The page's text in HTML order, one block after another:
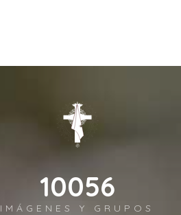
11972
IMÁGENES Y GRUPOS